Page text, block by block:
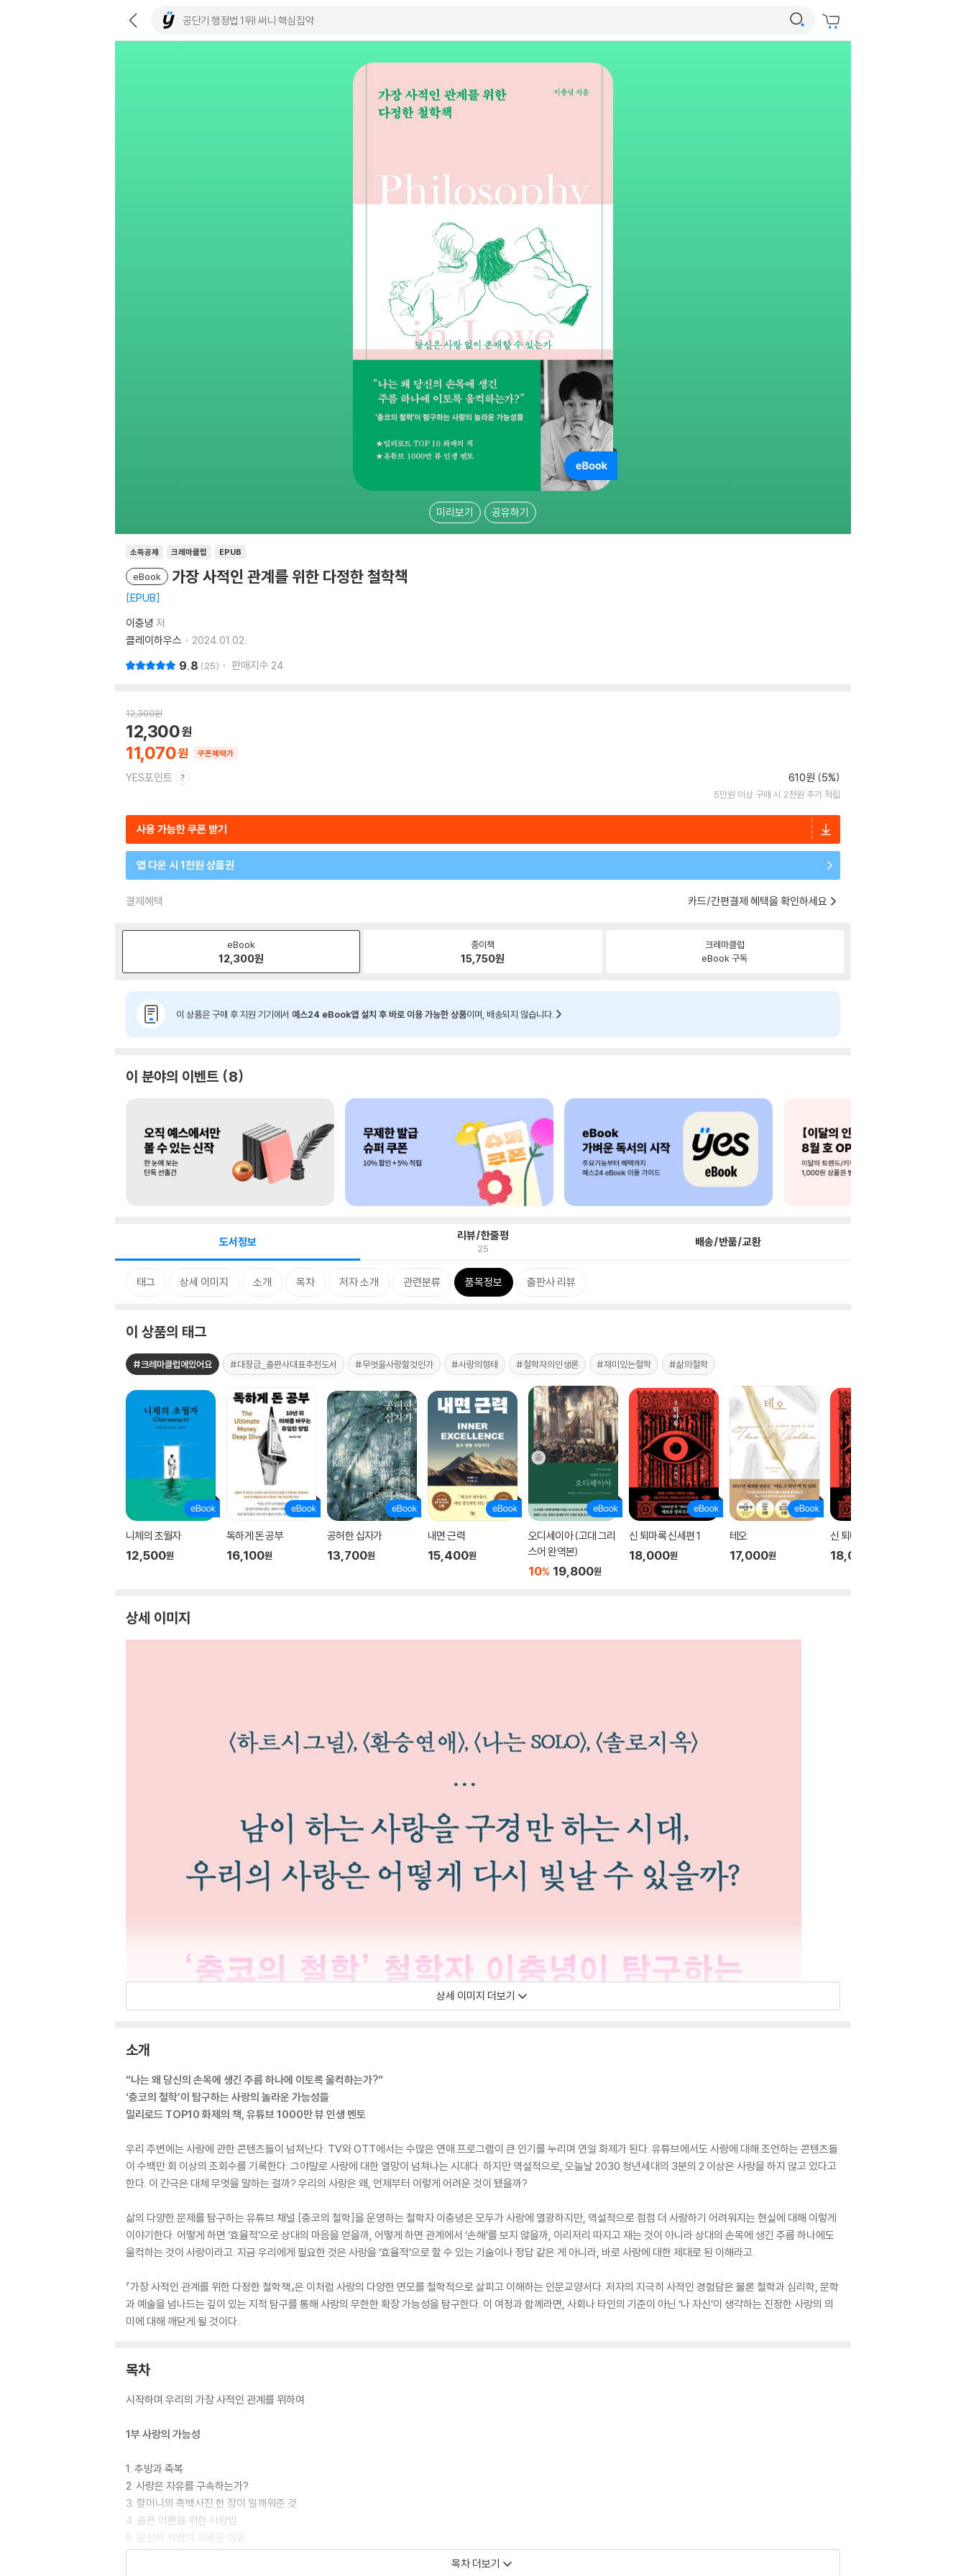
미리보기 공유하기
소득공제 크레마클럽 EPUB
eBook 가장 사적인 관계를 위한 다정한 철학책
EPUB
이충녕 저
클레이하우스
2024.01.02.
9.8 25 판매지수 24
12,300원
11,070
12,300
쿠폰혜택가
YES포인트 610원 (5%)
5만원 이상 구매 시 2천원 추가 적립
사용 가능한 쿠폰 받기
앱 다운 시 1천원 상품권
결제혜택 카드/간편결제 혜택을 확인하세요
eBook
12,300원
종이책
15,750원
크레마클럽
eBook 구독
이 상품은 구매 후 지원 기기에서 예스24 eBook앱 설치 후 바로 이용 가능한 상품이며, 배송되지 않습니다.
이 분야의 이벤트 8
도서정보 리뷰/한줄평
25 배송/반품/교환
태그 상세 이미지 소개 목차 저자 소개 관련분류 품목정보 출판사 리뷰
이 상품의 태그
#크레마클럽에있어요 #대장금_출판사대표추천도서 #무엇을사랑할것인가 #사랑의형태 #철학자의인생론 #재미있는철학 #삶의철학
니체의 초월자
12,500원
독하게 돈 공부
16,100원
공허한 십자가
13,700원
내면 근력
15,400원
오디세이아 (고대 그리
스어 완역본)
10% 19,800원
신 퇴마록 신세편 1
18,000원
테오
17,000원
신 퇴마록 신세편 3
18,000
상세 이미지
상세 이미지 더보기
소개
“나는 왜 당신의 손목에 생긴 주름 하나에 이토록 울컥하는가?”
‘충코의 철학’이 탐구하는 사랑의 놀라운 가능성들
밀리로드 TOP10 화제의 책, 유튜브 1000만 뷰 인생 멘토
우리 주변에는 사랑에 관한 콘텐츠들이 넘쳐난다. TV와 OTT에서는 수많은 연애 프로그램이 큰 인기를 누리며 연일 화제가 된다. 유튜브에서도 사랑에 대해 조언하는 콘텐츠들
이 수백만 회 이상의 조회수를 기록한다. 그야말로 사랑에 대한 열망이 넘쳐나는 시대다. 하지만 역설적으로, 오늘날 2030 청년세대의 3분의 2 이상은 사랑을 하지 않고 있다고
한다. 이 간극은 대체 무엇을 말하는 걸까? 우리의 사랑은 왜, 언제부터 이렇게 어려운 것이 됐을까?
삶의 다양한 문제를 탐구하는 유튜브 채널 [충코의 철학]을 운영하는 철학자 이충녕은 모두가 사랑에 열광하지만, 역설적으로 점점 더 사랑하기 어려워지는 현실에 대해 이렇게
이야기한다. 어떻게 하면 ‘효율적’으로 상대의 마음을 얻을까, 어떻게 하면 관계에서 ‘손해’를 보지 않을까, 이리저리 따지고 재는 것이 아니라 상대의 손목에 생긴 주름 하나에도
울컥하는 것이 사랑이라고. 지금 우리에게 필요한 것은 사랑을 ‘효율적’으로 할 수 있는 기술이나 정답 같은 게 아니라, 바로 사랑에 대한 제대로 된 이해라고.
『가장 사적인 관계를 위한 다정한 철학책』은 이처럼 사랑의 다양한 면모를 철학적으로 살피고 이해하는 인문교양서다. 저자의 지극히 사적인 경험담은 물론 철학과 심리학, 문학
과 예술을 넘나드는 깊이 있는 지적 탐구를 통해 사랑의 무한한 확장 가능성을 탐구한다. 이 여정과 함께라면, 사회나 타인의 기준이 아닌 ‘나 자신’이 생각하는 진정한 사랑의 의
미에 대해 깨닫게 될 것이다.
목차
시작하며 우리의 가장 사적인 관계를 위하여
1부 사랑의 가능성
1. 추방과 축복
2. 사랑은 자유를 구속하는가?
3. 할머니의 흑백사진 한 장이 일깨워준 것
4. 슬픈 어른을 위한 사랑법
5. 당신의 사랑이 괴로운 이유
6. 낭만적 순간의 진실
목차 더보기